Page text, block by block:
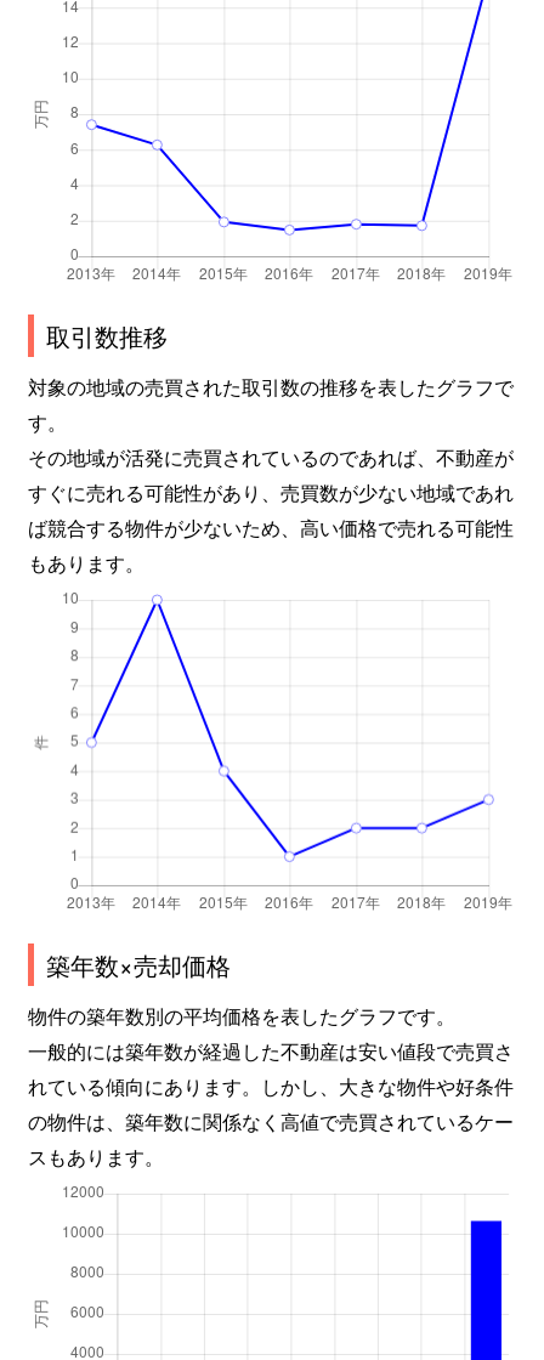
取引数推移
対象の地域の売買された取引数の推移を表したグラフで
す。
その地域が活発に売買されているのであれば、不動産が
すぐに売れる可能性があり、売買数が少ない地域であれ
ば競合する物件が少ないため、高い価格で売れる可能性
もあります。
築年数×売却価格
物件の築年数別の平均価格を表したグラフです。
一般的には築年数が経過した不動産は安い値段で売買さ
れている傾向にあります。しかし、大きな物件や好条件
の物件は、築年数に関係なく高値で売買されているケー
スもあります。